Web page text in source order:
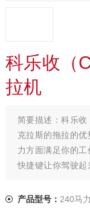
科乐收（
拉机
简要描述：科乐收
克拉斯的拖拉的
力方面满足你的
快捷键让你驾驶起
产品型号： 240马